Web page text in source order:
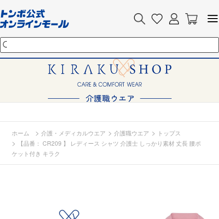
ホーム > 介護・メディカルウエア > 介護職ウエア > トップス
>
【品番： CR209 】 レディース シャツ 介護士 しっかり素材 丈長 腰ポ
ケット付き キラク